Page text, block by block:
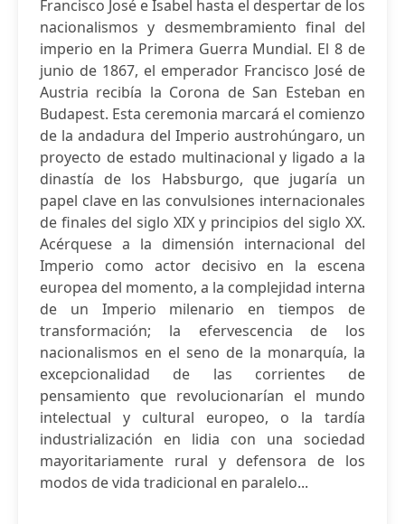
Francisco José e Isabel hasta el despertar de los
nacionalismos y desmembramiento final del
imperio en la Primera Guerra Mundial. El 8 de
junio de 1867, el emperador Francisco José de
Austria recibía la Corona de San Esteban en
Budapest. Esta ceremonia marcará el comienzo
de la andadura del Imperio austrohúngaro, un
proyecto de estado multinacional y ligado a la
dinastía de los Habsburgo, que jugaría un
papel clave en las convulsiones internacionales
de finales del siglo XIX y principios del siglo XX.
Acérquese a la dimensión internacional del
Imperio como actor decisivo en la escena
europea del momento, a la complejidad interna
de un Imperio milenario en tiempos de
transformación; la efervescencia de los
nacionalismos en el seno de la monarquía, la
excepcionalidad de las corrientes de
pensamiento que revolucionarían el mundo
intelectual y cultural europeo, o la tardía
industrialización en lidia con una sociedad
mayoritariamente rural y defensora de los
modos de vida tradicional en paralelo...